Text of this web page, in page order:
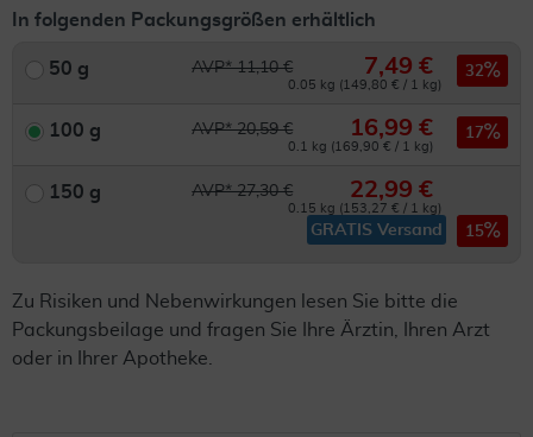
In folgenden Packungsgrößen erhältlich
50 g AVP* 11,10 € 7,49 €
0.05 kg (149,80 € / 1 kg)
32
100 g AVP* 20,59 € 16,99 €
0.1 kg (169,90 € / 1 kg)
17
150 g AVP* 27,30 € 22,99 €
0.15 kg (153,27 € / 1 kg)
GRATIS Versand 15
Zu Risiken und Nebenwirkungen lesen Sie bitte die
Packungsbeilage und fragen Sie Ihre Ärztin, Ihren Arzt
oder in Ihrer Apotheke.